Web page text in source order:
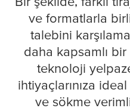
ve formatlarla
talebini
daha kapsamlı bir
teknoloji
ihtiyaçlarınıza
ve sökme